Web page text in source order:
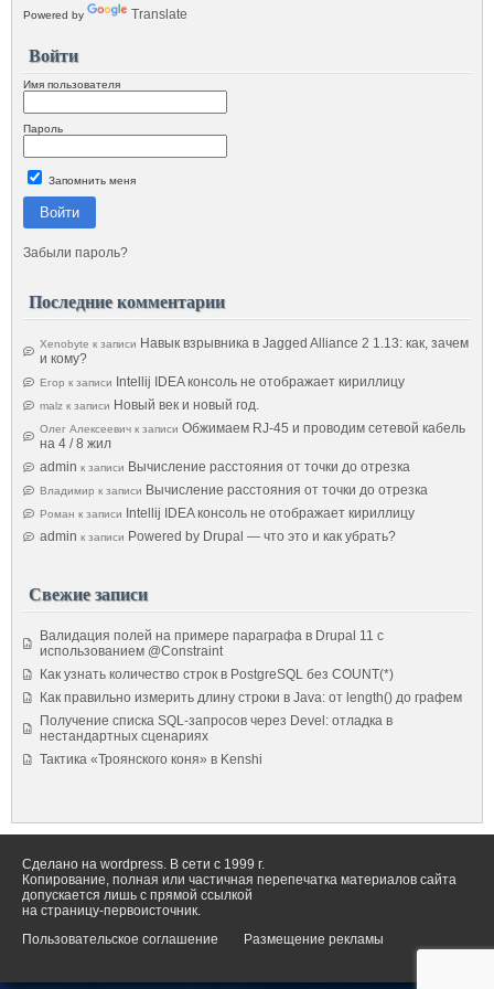
Powered by Translate
Войти
Имя пользователя
Пароль
Запомнить меня
Войти
Забыли пароль?
Последние комментарии
Xenobyte к записи Навык взрывника в Jagged Alliance 2 1.13: как, зачем
и кому?
Егор к записи Intellij IDEA консоль не отображает кириллицу
malz к записи Новый век и новый год.
Олег Алексеевич к записи Обжимаем RJ-45 и проводим сетевой кабель
на 4 / 8 жил
admin к записи Вычисление расстояния от точки до отрезка
Владимир к записи Вычисление расстояния от точки до отрезка
Роман к записи Intellij IDEA консоль не отображает кириллицу
admin к записи Powered by Drupal — что это и как убрать?
Свежие записи
Валидация полей на примере параграфа в Drupal 11 с
использованием @Constraint
Как узнать количество строк в PostgreSQL без COUNT(*)
Как правильно измерить длину строки в Java: от length() до графем
Получение списка SQL-запросов через Devel: отладка в
нестандартных сценариях
Тактика «Троянского коня» в Kenshi
Сделано на wordpress. В сети с 1999 г.
Копирование, полная или частичная перепечатка материалов сайта
допускается лишь с прямой ссылкой
на страницу-первоисточник.
Пользовательское соглашение
Размещение рекламы